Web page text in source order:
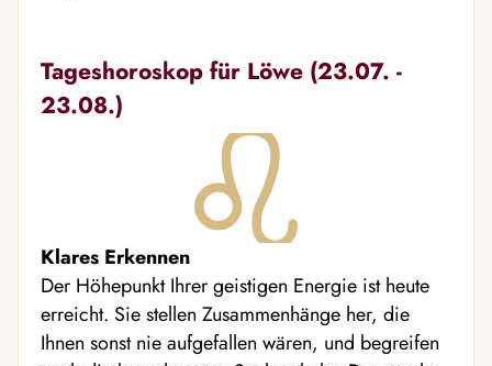
Tageshoroskop für Löwe (23.07. -
23.08.)
Klares Erkennen
Der Höhepunkt Ihrer geistigen Energie ist heute
erreicht. Sie stellen Zusammenhänge her, die
Ihnen sonst nie aufgefallen wären, und begreifen